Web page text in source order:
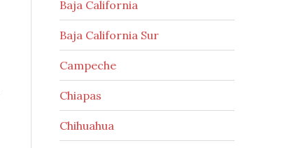
Baja California
Baja California Sur
Campeche
Chiapas
Chihuahua